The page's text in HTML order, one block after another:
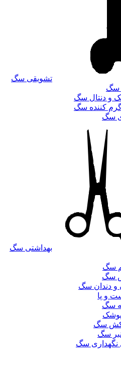
تشویقی سگ
سگ
و دنتال سگ
کننده سگ
سگ
بهداشتی سگ
سگ
سگ
و دندان سگ
و پا
سگ
پوشک
سگ
سگ
سگ